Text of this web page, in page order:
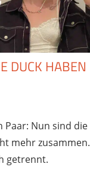
DUCK HABEN
Paar: Nun sind die
mehr zusammen.
getrennt.